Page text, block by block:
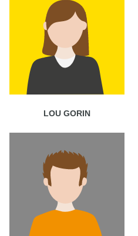
LOU GORIN